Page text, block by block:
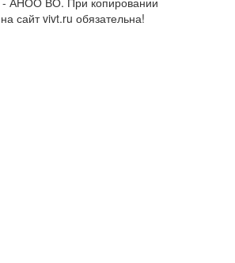
сайт vivt.ru обязательна!